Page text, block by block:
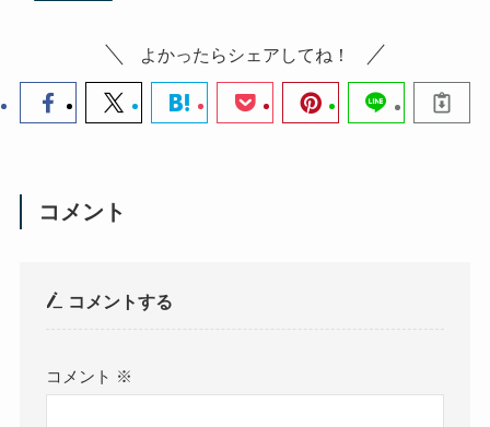
よかったらシェアしてね！
コメント
コメントする
コメント ※